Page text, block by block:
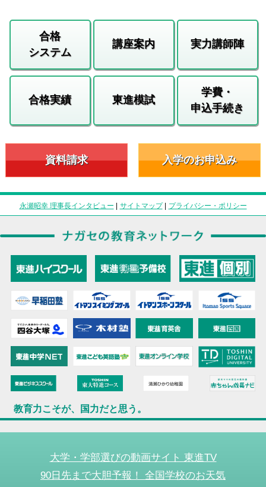
合格
システム
講座案内 実力講師陣
合格実績 東進模試
学費・
申込手続き
資料請求 入学のお申込み
永瀬昭幸 理事長インタビュー | サイトマップ| プライバシー・ポリシー
教育力こそが、国力だと思う。
大学・学部選びの動画サイト 東進TV
90日先まで大胆予報！ 全国学校のお天気